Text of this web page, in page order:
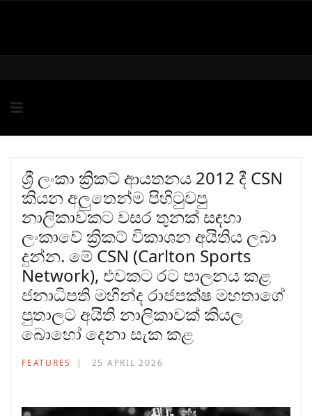
ශ්‍රී ලංකා ක්‍රිකට් ආයතනය 2012 දී CSN
කියන අලුතෙන්ම පිහිටුවපු
නාලිකාවකට වසර තුනක් සඳහා
ලංකාවේ ක්‍රිකට් විකාශන අයිතිය ලබා
දුන්න. මේ CSN (Carlton Sports
Network), එවකට රට පාලනය කළ
ජනාධිපති මහින්ද රාජපක්ෂ මහතාගේ
පුතාලට අයිති නාලිකාවක් කියල
බොහෝ දෙනා සැක කළ
FEATURES 25 APRIL 2026